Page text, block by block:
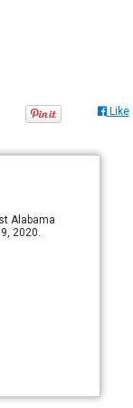
Like
Alabama
2020.